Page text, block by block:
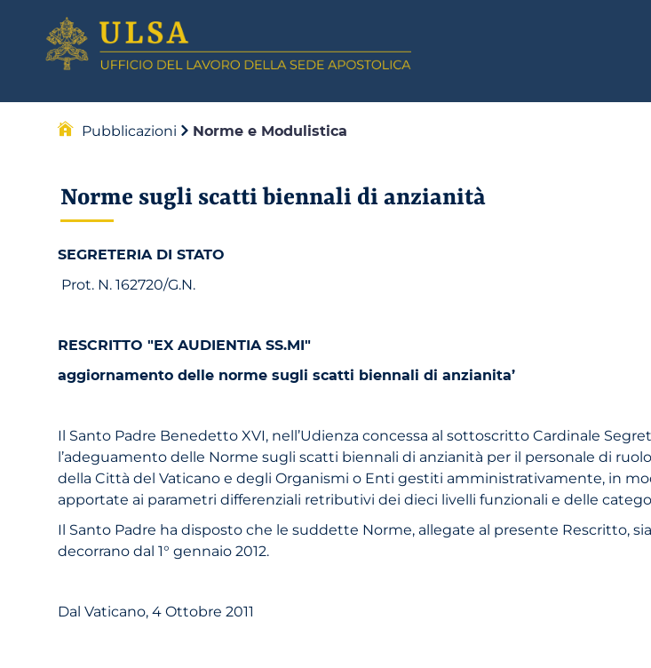
Pubblicazioni Norme e Modulistica
Norme sugli scatti biennali di anzianità
SEGRETERIA DI STATO
Prot. N. 162720/G.N.
RESCRITTO "EX AUDIENTIA SS.MI"
aggiornamento delle norme sugli scatti biennali di anzianita’
Il Santo Padre Benedetto XVI, nell’Udienza concessa al sottoscritto Cardinale
l’adeguamento delle Norme sugli scatti biennali di anzianità per il personale di
della Città del Vaticano e degli Organismi o Enti gestiti amministrativamente, in
apportate ai parametri differenziali retributivi dei dieci livelli funzionali e delle
Il Santo Padre ha disposto che le suddette Norme, allegate al presente Rescritto,
decorrano dal 1° gennaio 2012.
Dal Vaticano, 4 Ottobre 2011